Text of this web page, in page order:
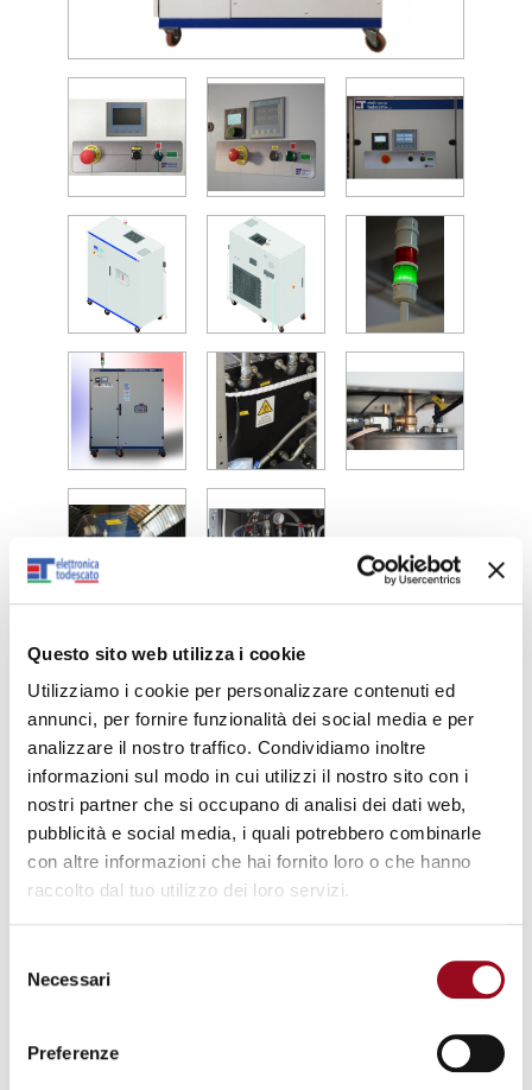
Questo sito web utilizza i cookie
Utilizziamo i cookie per personalizzare contenuti ed
annunci, per fornire funzionalità dei social media e per
analizzare il nostro traffico. Condividiamo inoltre
informazioni sul modo in cui utilizzi il nostro sito con i
nostri partner che si occupano di analisi dei dati web,
pubblicità e social media, i quali potrebbero combinarle
con altre informazioni che hai fornito loro o che hanno
raccolto dal tuo utilizzo dei loro servizi.
delNecessari
Preferenze
Download
brochure 2019.pdf
Descrizione:
Il principio di funzionamento di questi generatori è basato sulla
dissociazione elettrolitica dell'acqua per ottenere
trattamenti termici in genere. Tutti i parametri di funzionamento
della macchina sono gestiti da un microprocessore con
estremamente semplice.